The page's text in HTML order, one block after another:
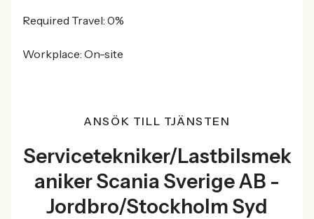
Required Travel: 0%
Workplace: On-site
ANSÖK TILL TJÄNSTEN
Servicetekniker/Lastbilsmek
aniker Scania Sverige AB -
Jordbro/Stockholm Syd